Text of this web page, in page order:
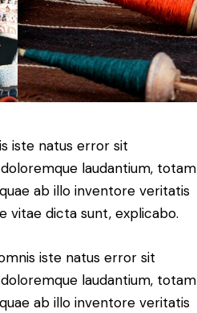
iste natus error sit
laudantium, totam
ab illo inventore veritatis
vitae dicta sunt, explicabo.
iste natus error sit
laudantium, totam
ab illo inventore veritatis